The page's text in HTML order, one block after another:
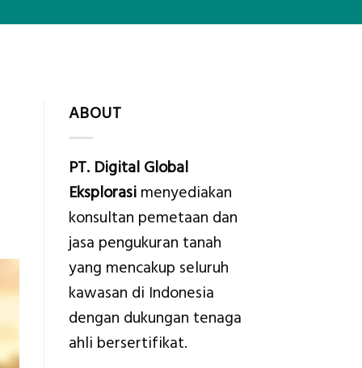
ABOUT
PT. Digital Global
Eksplorasimenyediakan
konsultan pemetaan dan
jasa pengukuran tanah
yang mencakup seluruh
kawasan di Indonesia
dengan dukungan tenaga
ahli bersertifikat.